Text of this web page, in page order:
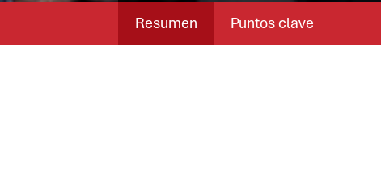
Resumen Puntos clave